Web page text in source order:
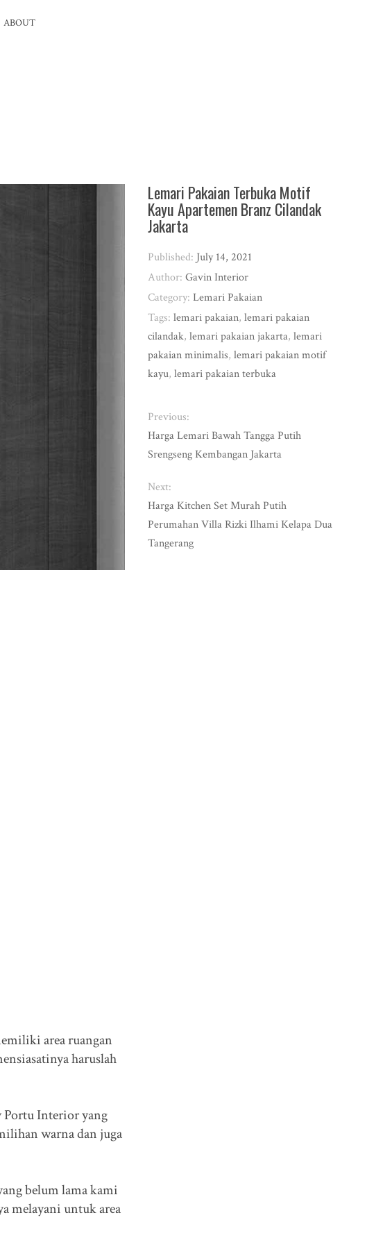
ABOUT
area ruangan
haruslah
Portu Interior yang
warna dan juga
belum lama kami
melayani untuk area
Lemari Pakaian Terbuka Motif
Kayu Apartemen Branz Cilandak
Jakarta
Published: July 14, 2021
Author:Gavin Interior
Category:Lemari Pakaian
Tags:lemari pakaian,lemari pakaian
cilandak,lemari pakaian jakarta,lemari
pakaian minimalis,lemari pakaian motif
kayu,lemari pakaian terbuka
Previous:
Harga Lemari Bawah Tangga Putih
Srengseng Kembangan Jakarta
Next:
Harga Kitchen Set Murah Putih
Perumahan Villa Rizki Ilhami Kelapa Dua
Tangerang